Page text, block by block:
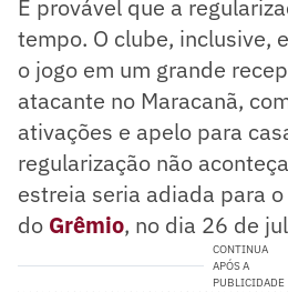
É provável que a
tempo. O clube, inclusive,
o jogo em um grande
atacante no Maracanã,
ativações e apelo para
regularização não
estreia seria adiada para
do Grêmio, no dia 26 de
CONTINUA
APÓS A
PUBLICIDADE